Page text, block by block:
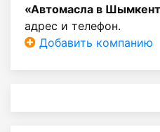
«Автомасла в
адрес и телефон.
Добавить компанию